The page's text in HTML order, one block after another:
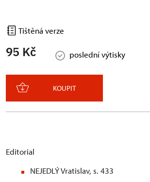
Tištěná verze
95 Kč poslední výtisky
KOUPIT
Editorial
NEJEDLÝ Vratislav, s. 433